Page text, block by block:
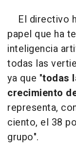
El directivo
papel que ha
inteligencia
todas las
ya que "todas
crecimiento
representa,
ciento, el 38
grupo".